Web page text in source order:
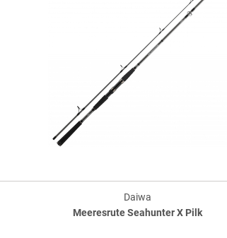
Daiwa
Meeresrute Seahunter X Pilk